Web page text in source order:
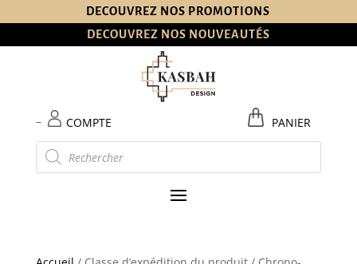
DECOUVREZ NOS PROMOTIONS
DECOUVREZ NOS NOUVEAUTÉS
COMPTE PANIER
–
Recherche
de
produits